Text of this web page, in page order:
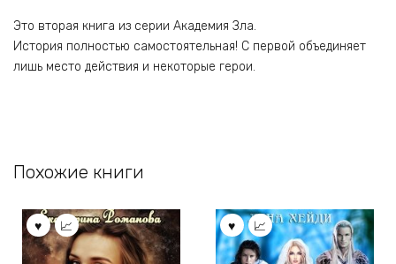
Это вторая книга из серии Академия Зла.
История полностью самостоятельная! С первой объединяет
лишь место действия и некоторые герои.
Похожие книги